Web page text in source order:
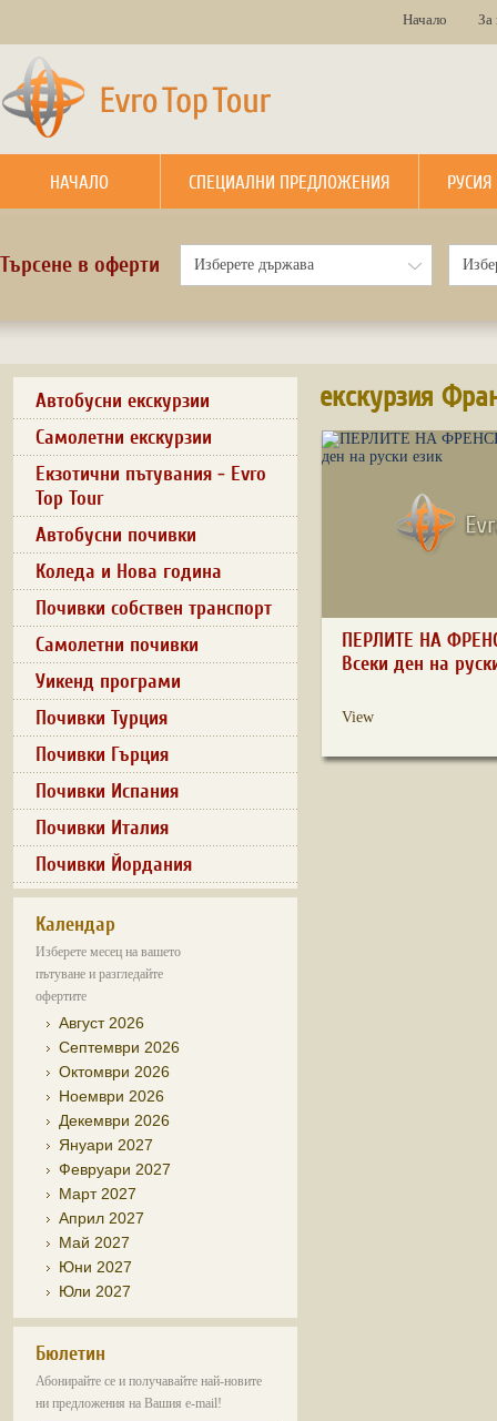
Начало За
НАЧАЛО СПЕЦИАЛНИ ПРЕДЛОЖЕНИЯ РУСИЯ
Търсене в оферти
Автобусни екскурзии
Самолетни екскурзии
Екзотични пътувания - Evro
Top Tour
Автобусни почивки
Коледа и Нова година
Почивки собствен транспорт
Самолетни почивки
Уикенд програми
Почивки Турция
Почивки Гърция
Почивки Испания
Почивки Италия
Почивки Йордания
Календар
Изберете месец на вашето
пътуване и разгледайте
офертите
Август 2026
Септември 2026
Октомври 2026
Ноември 2026
Декември 2026
Януари 2027
Февруари 2027
Март 2027
Април 2027
Май 2027
Юни 2027
Юли 2027
Бюлетин
Абонирайте се и получавайте най-новите
ни предложения на Вашия e-mail!
екскурзия
ПЕРЛИТЕ НА
Всеки ден на
View